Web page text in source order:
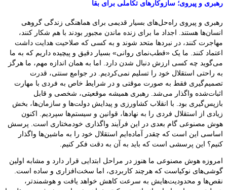
رهبری و پیروی؛ سازوکارهای تکاملی برای بقا
رهبری و پیروی راه‌حل‌های بسیار قدیمی برای هماهنگی زندگی گروهی
انسان‌ها هستند. اجداد ما برای زنده ماندن مجبور بودند با هم شکار کنند،
مهاجرت کنند، در نبردها متحد شوند و به کسی که صلاحیت هدایت داشت
اعتماد کنند. ما یک «قطب‌نمای روانی» بسیار دقیق و پیچیده داریم که به ما
می‌گوید چه کسی ارزش دنبال شدن دارد. اما به همان اندازه مهم، ما هرگز
به راحتی استقلال خود را تسلیم نمی‌کردیم. در جوامع سنتی، قدرت
تصمیم‌گیری فقط به صورت موقتی و در شرایط خاص به فردی با مهارت
اثبات‌شده واگذار می‌شد. رهبری همیشه موقعیتی، شخصی و قابل
بازپس‌گیری بود. با انقلاب کشاورزی و پیدایش دولت‌ها و سازمان‌ها، بخش
زیادی از استقلال فردی را به نهادها، قوانین و سیستم‌ها سپردیم. اکنون
هوش مصنوعی گام بعدی در این فرآیند واگذاری خودمختاری است. پرسش
اساسی این است که چقدر آماده‌ایم استقلال خود را به ماشین‌ها واگذار
کنیم؟ این پرسشی است که باید به آن به دقت فکر کنیم.
امروزه هوش مصنوعی ما هنوز در مراحل ابتدایی قرار دارد و مشابه اولین
گوشی‌های نوکیاست که هرچند کاربردی، اما سخت‌افزاری و ساده است.
نقص‌ها و محدودیت‌هایش به سرعت کاهش خواهد یافت و هوشمندتر،